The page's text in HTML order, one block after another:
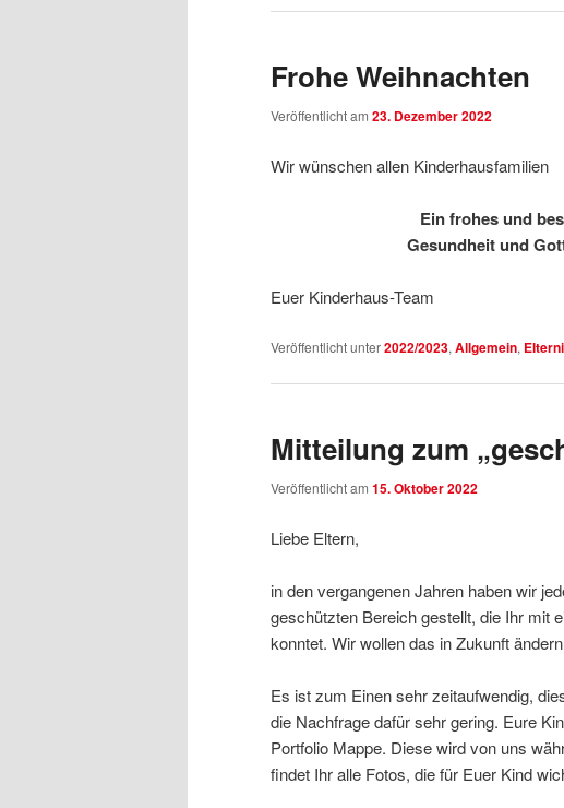
Frohe Weihnachten
Veröffentlicht am 23. Dezember 2022
Wir wünschen allen Kinderhausfamilien
Ein frohes und
Gesundheit und
Euer Kinderhaus-Team
Veröffentlicht unter2022/2023, Allgemein,
Mitteilung zum
Veröffentlicht am 15. Oktober 2022
Liebe Eltern,
in den vergangenen Jahren haben wir
geschützten Bereich gestellt, die Ihr mit
konntet. Wir wollen das in Zukunft
Es ist zum Einen sehr zeitaufwendig,
die Nachfrage dafür sehr gering. Eure
Portfolio Mappe. Diese wird von uns
findet Ihr alle Fotos, die für Euer Kind